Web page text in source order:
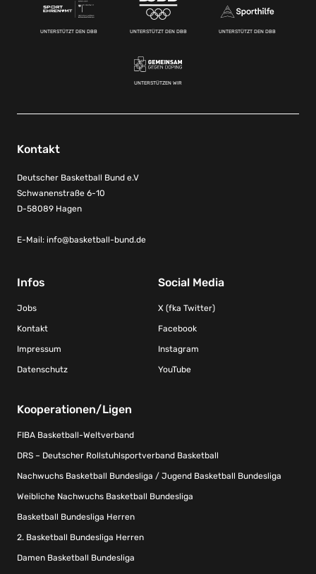
UNTERSTÜTZT DEN DBB UNTERSTÜTZT DEN DBB UNTERSTÜTZT DEN DBB
UNTERSTÜTZEN WIR
Kontakt
Deutscher Basketball Bund e.V
Schwanenstraße 6-10
D-58089 Hagen
E-Mail: info@basketball-bund.de
Infos
Jobs
Kontakt
Impressum
Datenschutz
Social Media
X (fka Twitter)
Facebook
Instagram
YouTube
Kooperationen/Ligen
FIBA Basketball-Weltverband
DRS – Deutscher Rollstuhlsportverband Basketball
Nachwuchs Basketball Bundesliga / Jugend Basketball Bundesliga
Weibliche Nachwuchs Basketball Bundesliga
Basketball Bundesliga Herren
2. Basketball Bundesliga Herren
Damen Basketball Bundesliga